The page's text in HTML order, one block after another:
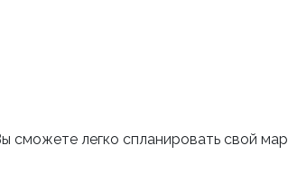
легко спланировать свой